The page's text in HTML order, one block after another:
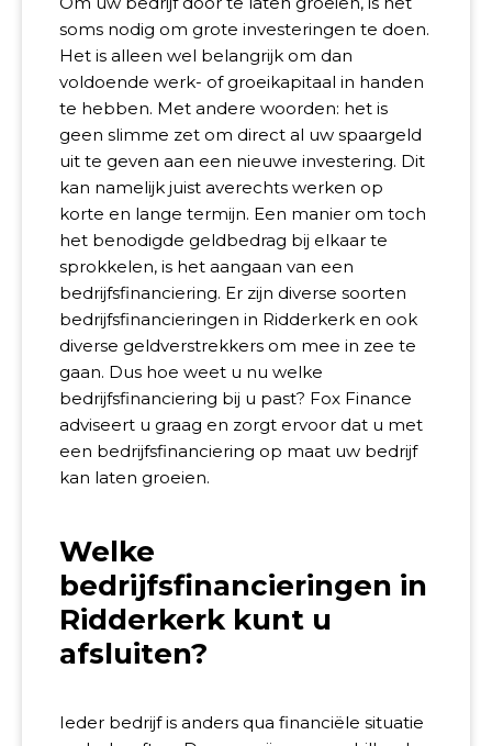
soms nodig om grote investeringen te doen.
Het is alleen wel belangrijk om dan
voldoende werk- of groeikapitaal in handen
te hebben. Met andere woorden: het is
geen slimme zet om direct al uw spaargeld
uit te geven aan een nieuwe investering. Dit
kan namelijk juist averechts werken op
korte en lange termijn. Een manier om toch
het benodigde geldbedrag bij elkaar te
sprokkelen, is het aangaan van een
bedrijfsfinanciering. Er zijn diverse soorten
bedrijfsfinancieringen in Ridderkerk en ook
diverse geldverstrekkers om mee in zee te
gaan. Dus hoe weet u nu welke
bedrijfsfinanciering bij u past? Fox Finance
adviseert u graag en zorgt ervoor dat u met
een bedrijfsfinanciering op maat uw bedrijf
kan laten groeien.
Welke
bedrijfsfinancieringen in
Ridderkerk kunt u
afsluiten?
Ieder bedrijf is anders qua financiële situatie